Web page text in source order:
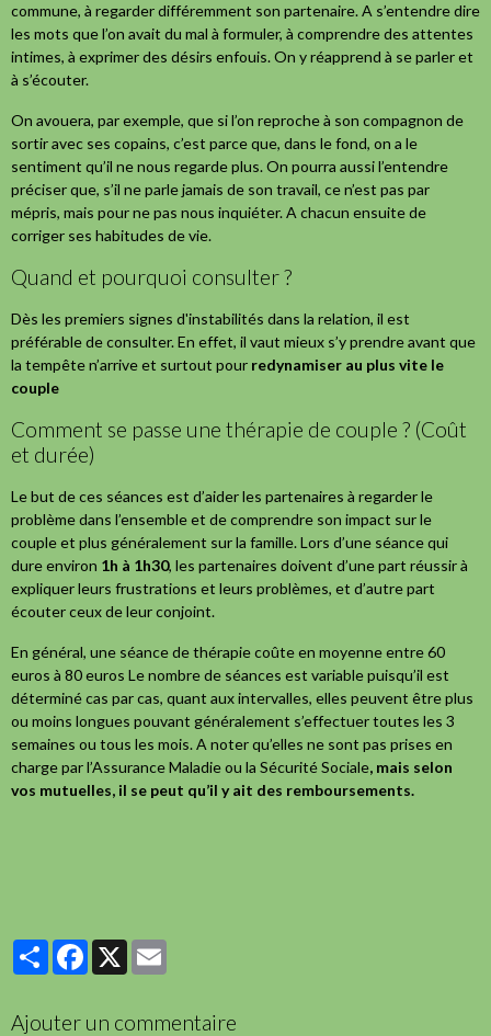
commune, à regarder différemment son partenaire. A s’entendre dire
les mots que l’on avait du mal à formuler, à comprendre des attentes
intimes, à exprimer des désirs enfouis. On y réapprend à se parler et
à s’écouter.
On avouera, par exemple, que si l’on reproche à son compagnon de
sortir avec ses copains, c’est parce que, dans le fond, on a le
sentiment qu’il ne nous regarde plus. On pourra aussi l’entendre
préciser que, s’il ne parle jamais de son travail, ce n’est pas par
mépris, mais pour ne pas nous inquiéter. A chacun ensuite de
corriger ses habitudes de vie.
Quand et pourquoi consulter ?
Dès les premiers signes d'instabilités dans la relation, il est
préférable de consulter. En effet, il vaut mieux s’y prendre avant que
la tempête n’arrive et surtout pour redynamiser au plus vite le
couple
Comment se passe une thérapie de couple ? (Coût
et durée)
Le but de ces séances est d’aider les partenaires à regarder le
problème dans l’ensemble et de comprendre son impact sur le
couple et plus généralement sur la famille. Lors d’une séance qui
dure environ 1h à 1h30, les partenaires doivent d’une part réussir à
expliquer leurs frustrations et leurs problèmes, et d’autre part
écouter ceux de leur conjoint.
En général, une séance de thérapie coûte en moyenne entre 60
euros à 80 euros Le nombre de séances est variable puisqu’il est
déterminé cas par cas, quant aux intervalles, elles peuvent être plus
ou moins longues pouvant généralement s’effectuer toutes les 3
semaines ou tous les mois. A noter qu’elles ne sont pas prises en
charge par l’Assurance Maladie ou la Sécurité Sociale, mais selon
vos mutuelles, il se peut qu’il y ait des remboursements.
PartagerFacebook
X
Ajouter un commentaire